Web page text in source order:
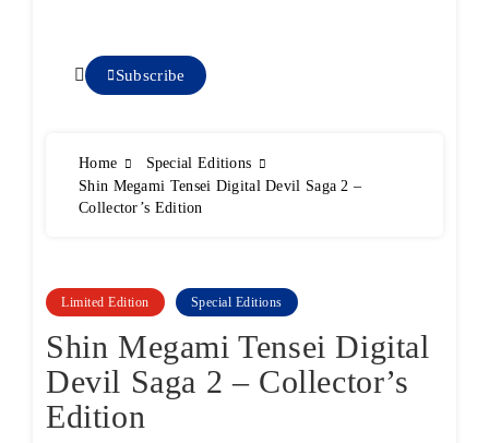
PS2 zocker
Subscribe
Home
Special Editions
Shin Megami Tensei Digital Devil Saga 2 –
Collector’s Edition
Limited Edition Special Editions
Shin Megami Tensei Digital
Devil Saga 2 – Collector’s
Edition